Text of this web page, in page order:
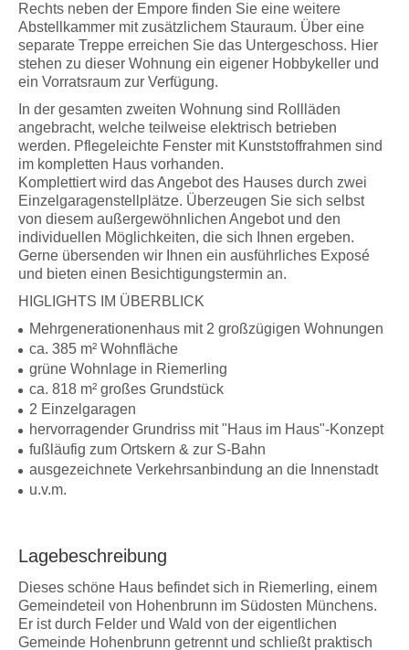
Rechts neben der Empore finden Sie eine weitere
Abstellkammer mit zusätzlichem Stauraum. Über eine
separate Treppe erreichen Sie das Untergeschoss. Hier
stehen zu dieser Wohnung ein eigener Hobbykeller und
ein Vorratsraum zur Verfügung.
In der gesamten zweiten Wohnung sind Rollläden
angebracht, welche teilweise elektrisch betrieben
werden. Pflegeleichte Fenster mit Kunststoffrahmen sind
im kompletten Haus vorhanden.
Komplettiert wird das Angebot des Hauses durch zwei
Einzelgaragenstellplätze. Überzeugen Sie sich selbst
von diesem außergewöhnlichen Angebot und den
individuellen Möglichkeiten, die sich Ihnen ergeben.
Gerne übersenden wir Ihnen ein ausführliches Exposé
und bieten einen Besichtigungstermin an.
HIGLIGHTS IM ÜBERBLICK
Mehrgenerationenhaus mit 2 großzügigen Wohnungen
ca. 385 m² Wohnfläche
grüne Wohnlage in Riemerling
ca. 818 m² großes Grundstück
2 Einzelgaragen
hervorragender Grundriss mit "Haus im Haus"-Konzept
fußläufig zum Ortskern & zur S-Bahn
ausgezeichnete Verkehrsanbindung an die Innenstadt
u.v.m.
Lagebeschreibung
Dieses schöne Haus befindet sich in Riemerling, einem
Gemeindeteil von Hohenbrunn im Südosten Münchens.
Er ist durch Felder und Wald von der eigentlichen
Gemeinde Hohenbrunn getrennt und schließt praktisch